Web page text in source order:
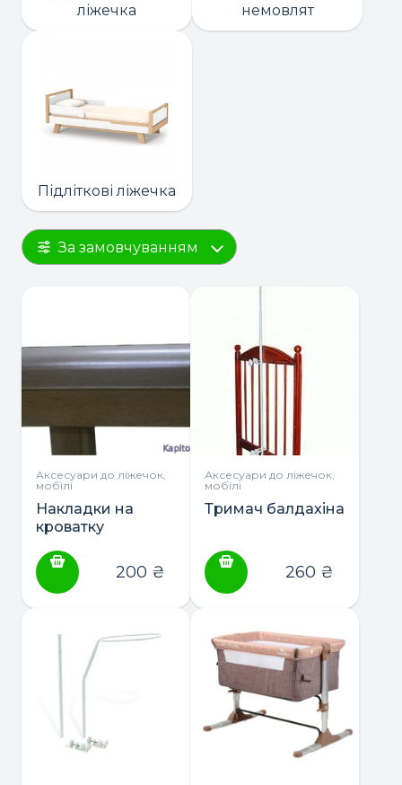
ліжечка
немовлят
Підліткові ліжечка
За замовчуванням
Аксесуари до ліжечок,
мобілі
Накладки на
кроватку
200 ₴
Аксесуари до ліжечок,
мобілі
Тримач балдахіна
260 ₴